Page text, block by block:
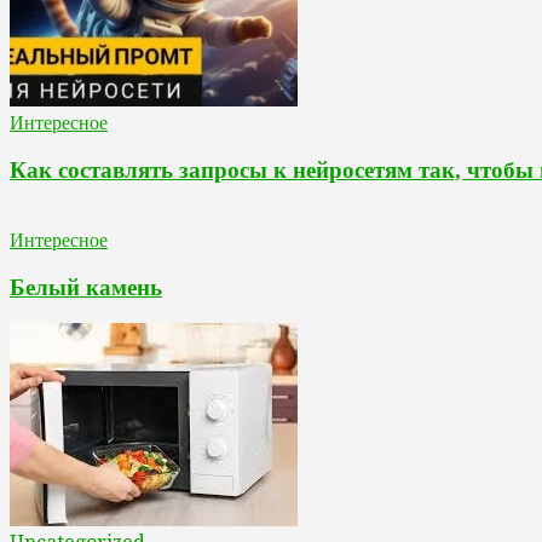
Интересное
Как составлять запросы к нейросетям так,
Интересное
Белый камень